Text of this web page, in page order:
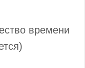
времени